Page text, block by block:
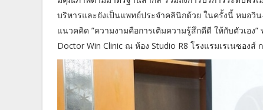
บริหารและยังเป็นแพทย์ประจำคลินิกด้วย ในครั้งนี้ หมอวิ
แนวคคิด ”ความงามคือการเติมความรู้สึกดีดี ให้กับตัวเอง
Doctor Win Clinic ณ ห้อง Studio R8 โรงแรมเรเนซองส์